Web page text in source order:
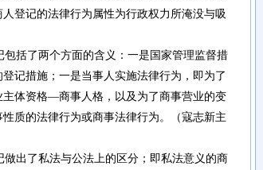
登记的法律行为属性为行政权力所淹没与吸
括了两个方面的含义：一是国家管理监督措
记措施；一是当事人实施法律行为，即为了
体资格—商事人格，以及为了商事营业的变
质的法律行为或商事法律行为。（寇志新主
出了私法与公法上的区分；即私法意义的商